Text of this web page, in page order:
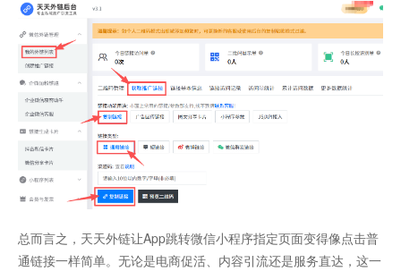
总而言之，天天外链让App跳转微信小程序指定页面变得像点击普
通链接一样简单。无论是电商促活、内容引流还是服务直达，这一